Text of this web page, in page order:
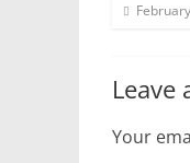
Leave
Your